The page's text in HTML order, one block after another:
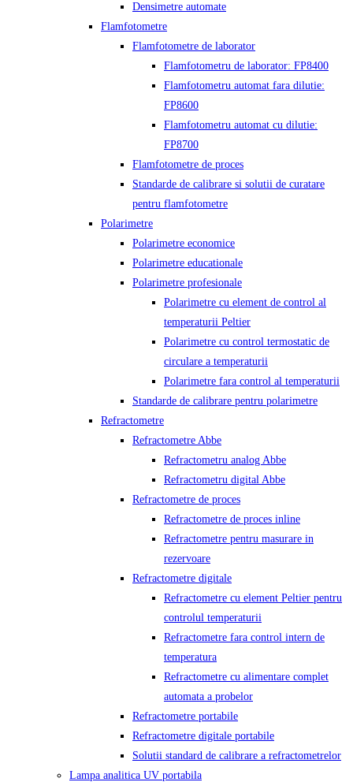
Densimetre automate
Flamfotometre
Flamfotometre de laborator
Flamfotometru de laborator: FP8400
Flamfotometru automat fara dilutie:
FP8600
Flamfotometru automat cu dilutie:
FP8700
Flamfotometre de proces
Standarde de calibrare si solutii de curatare
pentru flamfotometre
Polarimetre
Polarimetre economice
Polarimetre educationale
Polarimetre profesionale
Polarimetre cu element de control al
temperaturii Peltier
Polarimetre cu control termostatic de
circulare a temperaturii
Polarimetre fara control al temperaturii
Standarde de calibrare pentru polarimetre
Refractometre
Refractometre Abbe
Refractometru analog Abbe
Refractometru digital Abbe
Refractometre de proces
Refractometre de proces inline
Refractometre pentru masurare in
rezervoare
Refractometre digitale
Refractometre cu element Peltier pentru
controlul temperaturii
Refractometre fara control intern de
temperatura
Refractometre cu alimentare complet
automata a probelor
Refractometre portabile
Refractometre digitale portabile
Solutii standard de calibrare a refractometrelor
Lampa analitica UV portabila